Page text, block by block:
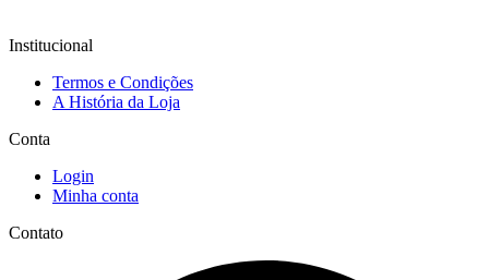
Institucional
Termos e Condições
A História da Loja
Conta
Login
Minha conta
Contato